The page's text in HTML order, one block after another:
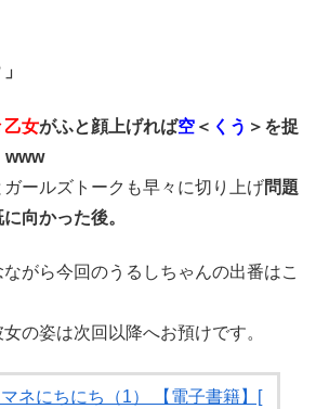
乙女がふと顔上げれば空 ＜ くう ＞を捉
www
ールズトークも早々に切り上げ問題
向かった後。
がら今回のうるしちゃんの出番はこ
の姿は次回以降へお預けです。
ネにちにち（1） 【電子書籍】[